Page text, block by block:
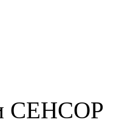
СЕНСОР